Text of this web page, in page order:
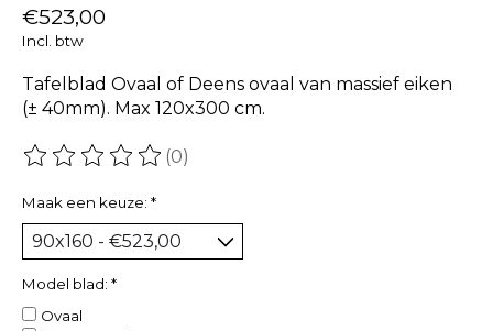
€523,00
Incl. btw
Tafelblad Ovaal of Deens ovaal van massief eiken
(± 40mm). Max 120x300 cm.
De beoordeling van dit product is
(0)
Maak een keuze: *
Model blad: *
Ovaal